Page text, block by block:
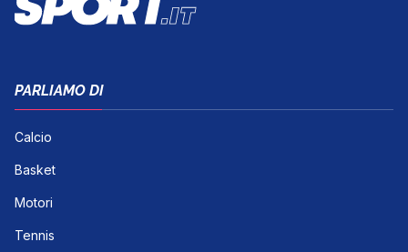
PARLIAMO DI
Calcio
Basket
Motori
Tennis